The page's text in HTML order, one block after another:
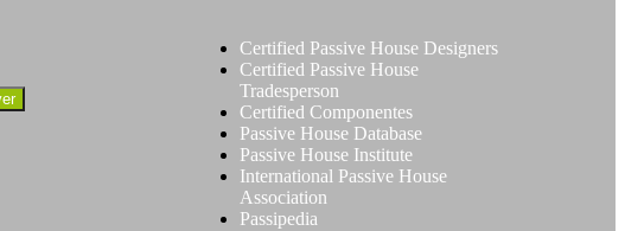
Certified Passive House Designers
Certified Passive House
Tradesperson
Certified Componentes
Passive House Database
Passive House Institute
International Passive House
Association
Passipedia